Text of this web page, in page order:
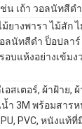
น เถ้า วอลนัทสีด
ม้ยางพารา ไม้สัก
ลนัทสีดำ ป็อปลาร์
อบแห้งอย่างเข้ม
อสเตอร์, ผ้าฝ้าย,
น้ำ 3M พร้อมสาร
PVC, หนังแท้